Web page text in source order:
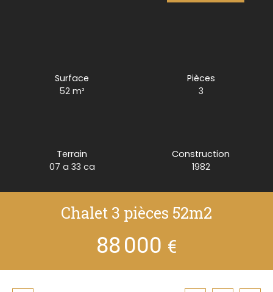
Surface
52m²
Pièces
3
Terrain
07 a 33 ca
Construction
1982
Chalet 3 pièces 52m2
88 000 €